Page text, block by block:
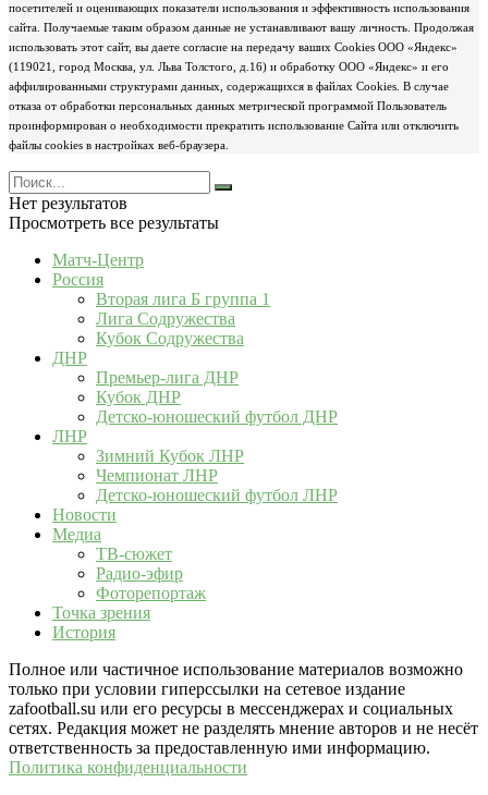
посетителей и оценивающих показатели использования и эффективность использования
сайта. Получаемые таким образом данные не устанавливают вашу личность. Продолжая
использовать этот сайт, вы даете согласие на передачу ваших Cookies ООО «Яндекс»
(119021, город Москва, ул. Льва Толстого, д.16) и обработку ООО «Яндекс» и его
аффилированными структурами данных, содержащихся в файлах Cookies. В случае
отказа от обработки персональных данных метрической программой Пользователь
проинформирован о необходимости прекратить использование Сайта или отключить
файлы cookies в настройках веб-браузера.
Нет результатов
Просмотреть все результаты
Матч-Центр
Россия
Вторая лига Б группа 1
Лига Содружества
Кубок Содружества
ДНР
Премьер-лига ДНР
Кубок ДНР
Детско-юношеский футбол ДНР
ЛНР
Зимний Кубок ЛНР
Чемпионат ЛНР
Детско-юношеский футбол ЛНР
Новости
Медиа
ТВ-сюжет
Радио-эфир
Фоторепортаж
Точка зрения
История
Полное или частичное использование материалов возможно
только при условии гиперссылки на сетевое издание
zafootball.su или его ресурсы в мессенджерах и социальных
сетях. Редакция может не разделять мнение авторов и не несёт
ответственность за предоставленную ими информацию.
Политика конфиденциальности